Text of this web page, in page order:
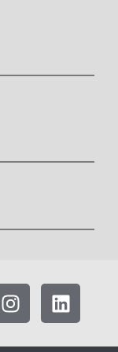
I
n
L
i